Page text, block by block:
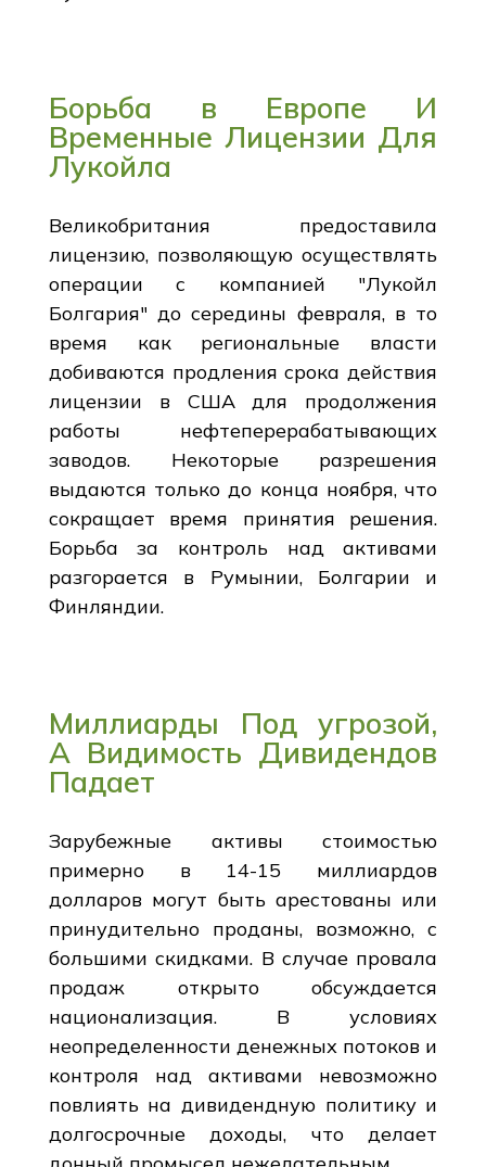
Борьба в Европе И
Временные Лицензии Для
Лукойла
Великобритания предоставила
лицензию, позволяющую осуществлять
операции с компанией "Лукойл
Болгария" до середины февраля, в то
время как региональные власти
добиваются продления срока действия
лицензии в США для продолжения
работы нефтеперерабатывающих
заводов. Некоторые разрешения
выдаются только до конца ноября, что
сокращает время принятия решения.
Борьба за контроль над активами
разгорается в Румынии, Болгарии и
Финляндии.
Миллиарды Под угрозой,
А Видимость Дивидендов
Падает
Зарубежные активы стоимостью
примерно в 14-15 миллиардов
долларов могут быть арестованы или
принудительно проданы, возможно, с
большими скидками. В случае провала
продаж открыто обсуждается
национализация. В условиях
неопределенности денежных потоков и
контроля над активами невозможно
повлиять на дивидендную политику и
долгосрочные доходы, что делает